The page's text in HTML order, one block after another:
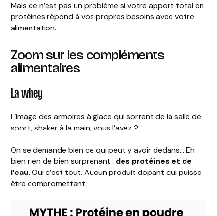
Mais ce n’est pas un problème si votre apport total en
protéines répond à vos propres besoins avec votre
alimentation.
Zoom sur les compléments
alimentaires
La whey
L’image des armoires à glace qui sortent de la salle de
sport, shaker à la main, vous l’avez ?
On se demande bien ce qui peut y avoir dedans… Eh
bien rien de bien surprenant : des protéines et de
l’eau. Oui c’est tout. Aucun produit dopant qui puisse
être compromettant.